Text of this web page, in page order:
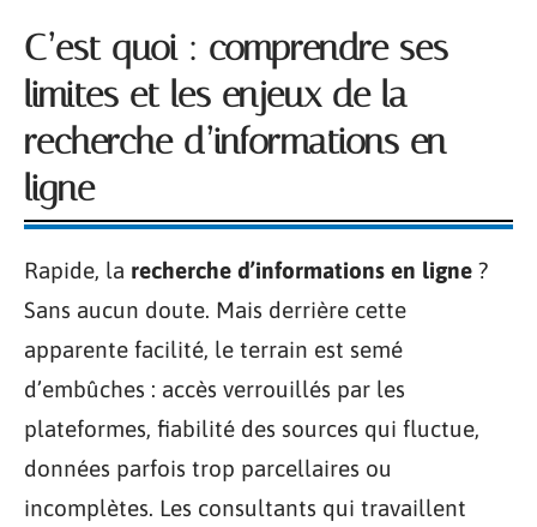
C’est quoi : comprendre ses
limites et les enjeux de la
recherche d’informations en
ligne
Rapide, la recherche d’informations en ligne ?
Sans aucun doute. Mais derrière cette
apparente facilité, le terrain est semé
d’embûches : accès verrouillés par les
plateformes, fiabilité des sources qui fluctue,
données parfois trop parcellaires ou
incomplètes. Les consultants qui travaillent